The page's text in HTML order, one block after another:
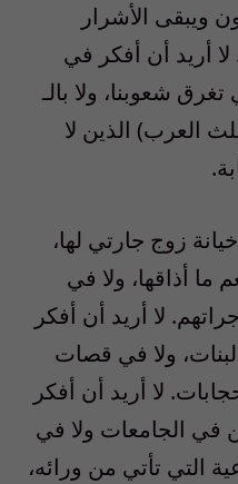
ويبقى الأشرار
لا أريد أن أفكر في
شعوبنا، ولا بالـ
العرب) الذين لا
زوج جارتي لها،
أذاقها، ولا في
لا أريد أن أفكر
ولا في قصات
لا أريد أن أفكر
الجامعات ولا في
التي تأتي من ورائه،